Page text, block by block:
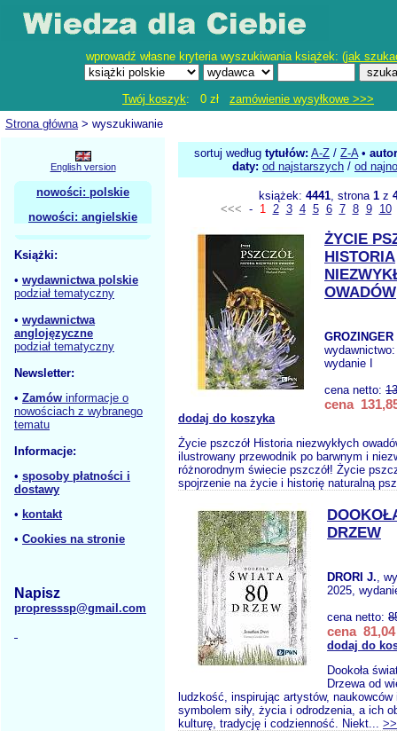
wprowadź własne kryteria wyszukiwania książek: (jak
Twój koszyk: 0 zł zamówienie wysyłkowe >>>
Strona główna> wyszukiwanie
English version
nowości: polskie
nowości: angielskie
Książki:
• wydawnictwa polskie
podział tematyczny
• wydawnictwa
anglojęzyczne
podział tematyczny
Newsletter:
• Zamów informacje o
nowościach z wybranego
tematu
Informacje:
• sposoby płatności i
dostawy
• kontakt
• Cookies na stronie
Napisz
propresssp@gmail.com
sortuj według tytułów: A-Z / Z-A•
daty: od najstarszych / od
książek: 4441, strona 1z
<<< - 1 2 3 4 5 6 7 8 9 10
ŻYCIE
HISTORIA
OWADÓW
GROZINGER
wydanie I
cena netto:
cena
dodaj do koszyka
Życie pszczół Historia niezwykłych
ilustrowany przewodnik po barwnym i
różnorodnym świecie pszczół! Życie
spojrzenie na życie i historię naturalną
DRZEW
DRORI J.,
2025,
cena netto:
cena 81,04
dodaj do
Dookoła
Drzewa od
ludzkość, inspirując artystów, naukowców
symbolem siły, życia i odrodzenia, a ich
kulturę, tradycję i codzienność. Niekt...